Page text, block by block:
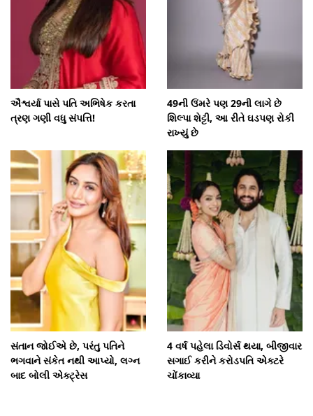
ઐશ્વર્યા પાસે પતિ અભિષેક કરતા
ત્રણ ગણી વધુ સંપત્તિ!
49ની ઉંમરે પણ 29ની લાગે છે
શિલ્પા શેટ્ટી, આ રીતે ઘડપણ રોકી
રાખ્યું છે
સંતાન જોઈએ છે, પરંતુ પતિને
ભગવાને સંકેત નથી આપ્યો, લગ્ન
બાદ બોલી એક્ટ્રેસ
4 વર્ષ પહેલા ડિવોર્સ થયા, બીજીવાર
સગાઈ કરીને કરોડપતિ એક્ટરે
ચોંકાવ્યા